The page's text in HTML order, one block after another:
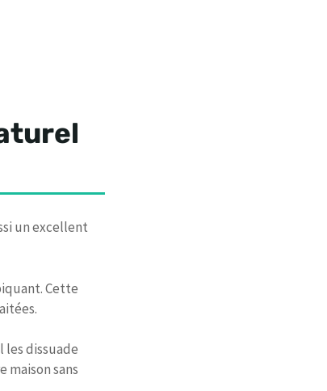
un excellent
Cette
les dissuade
maison sans